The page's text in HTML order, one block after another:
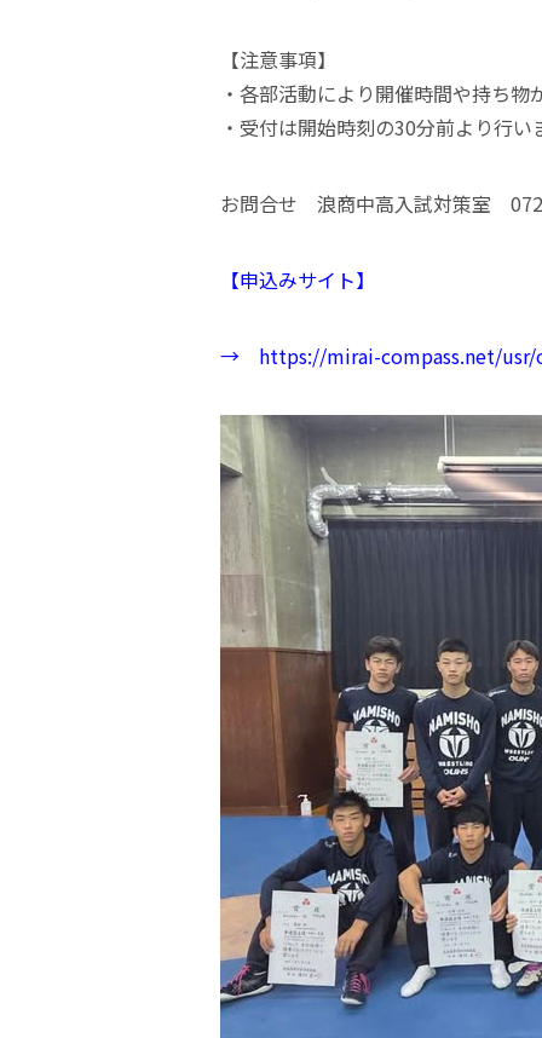
【注意事項】
・各部活動により開催時間や持ち
・受付は開始時刻の30分前より行
お問合せ 浪商中高入試対策室
【申込みサイト】
→ https://mirai-compass.net/usr/